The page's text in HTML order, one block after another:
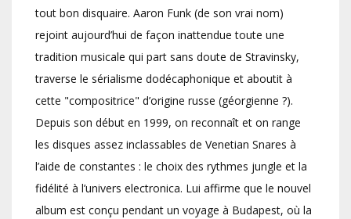
tout bon disquaire. Aaron Funk (de son vrai nom)
rejoint aujourd’hui de façon inattendue toute une
tradition musicale qui part sans doute de Stravinsky,
traverse le sérialisme dodécaphonique et aboutit à
cette "compositrice" d’origine russe (géorgienne ?).
Depuis son début en 1999, on reconnaît et on range
les disques assez inclassables de Venetian Snares à
l’aide de constantes : le choix des rythmes jungle et la
fidélité à l’univers electronica. Lui affirme que le nouvel
album est conçu pendant un voyage à Budapest, où la